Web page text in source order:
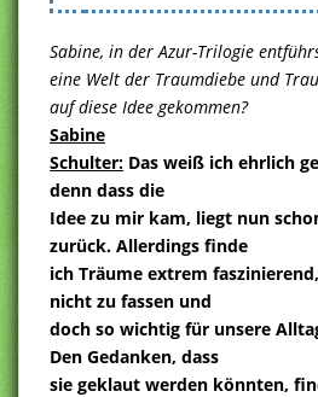
Sabine, in der Azur-Trilogie
eine Welt der Traumdiebe und
auf diese Idee gekommen?
Sabine
Schulter: Das weiß ich ehrlich
denn dass die
Idee zu mir kam, liegt nun
zurück. Allerdings finde
ich Träume extrem
nicht zu fassen und
doch so wichtig für unsere
Den Gedanken, dass
sie geklaut werden könnten,